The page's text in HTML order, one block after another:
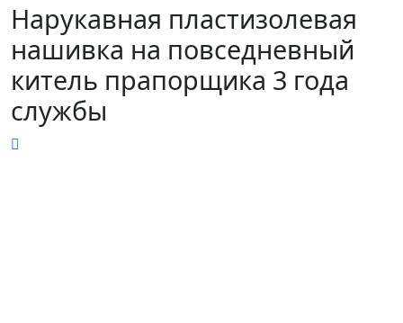
Нарукавная пластизолевая
нашивка на повседневный
китель прапорщика 3 года
службы